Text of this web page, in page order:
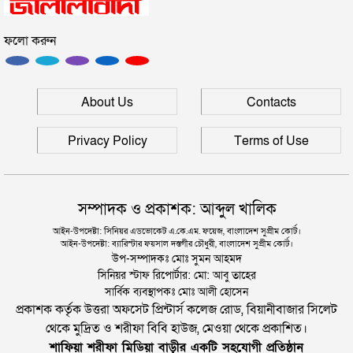
প্রশাসন একাকার হয়ে যাওয়া”
রাষ্ট্রপতি নির্বাচনের তারিখ ঘোষণা
ফলো করুন
About Us Contacts
Privacy Policy Terms of Use
সম্পাদক ও প্রকাশক: আব্দুল খালিক
আইন-উপদেষ্টা: সিনিয়র এডভোকেট এ.কে.এম. ফয়েজ, বাংলাদেশ সুপ্রীম কোর্ট।
আইন-উপদেষ্টা: ব্যারিস্টার ফয়সাল দস্তগীর চৌধুরী, বাংলাদেশ সুপ্রীম কোর্ট।
উপ-সম্পাদকঃ মোঃ সুমন আহমদ
সিনিয়র স্টাফ রিপোর্টার: মো: আবু তাহের
সার্বিক ব্যবস্থাপকঃ মোঃ আলী হোসেন
প্রকাশক কর্তৃক উত্তরা অফসেট প্রিন্টার্স কলেজ রোড, বিয়ানীবাজার সিলেট
থেকে মুদ্রিত ও শরীফা বিবি হাউজ, মেওয়া থেকে প্রকাশিত।
শাফিয়া শরীফা মিডিয়া বাড়ীর একটি সহযোগী প্রতিষ্ঠান